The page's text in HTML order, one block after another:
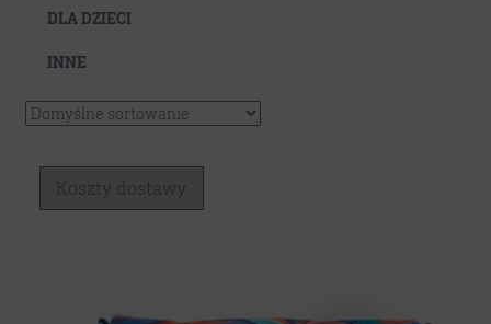
DLA DZIECI
INNE
Koszty dostawy